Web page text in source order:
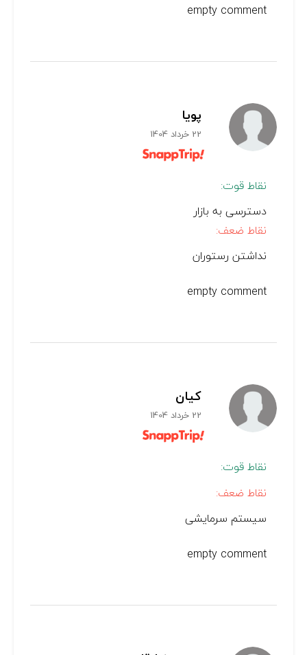
empty comment
پویا
22 خرداد 1404
نقاط قوت:
دسترسی به بازار
نقاط ضعف:
نداشتن رستوران
empty comment
كيان
22 خرداد 1404
نقاط قوت:
نقاط ضعف:
سیستم سرمایشی
empty comment